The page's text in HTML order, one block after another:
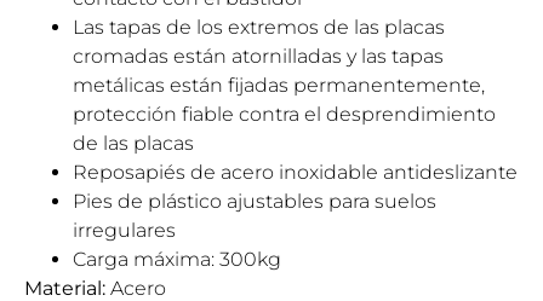
Las tapas de los extremos de las placas
cromadas están atornilladas y las tapas
metálicas están fijadas permanentemente,
protección fiable contra el desprendimiento
de las placas
Reposapiés de acero inoxidable antideslizante
Pies de plástico ajustables para suelos
irregulares
Carga máxima: 300kg
Material: Acero